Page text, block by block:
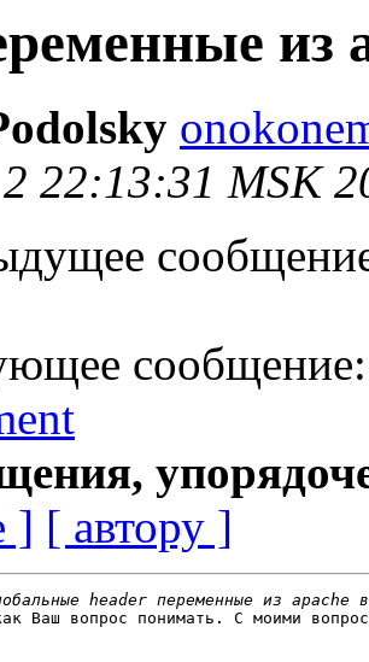
из
22:13:31 MSK
] [ автору ]
Ваш вопрос понимать. С моими